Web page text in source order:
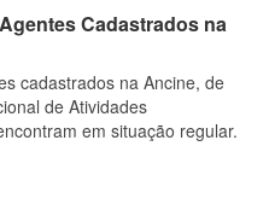
Cadastrados na
cadastrados na Ancine, de
de Atividades
em situação regular.